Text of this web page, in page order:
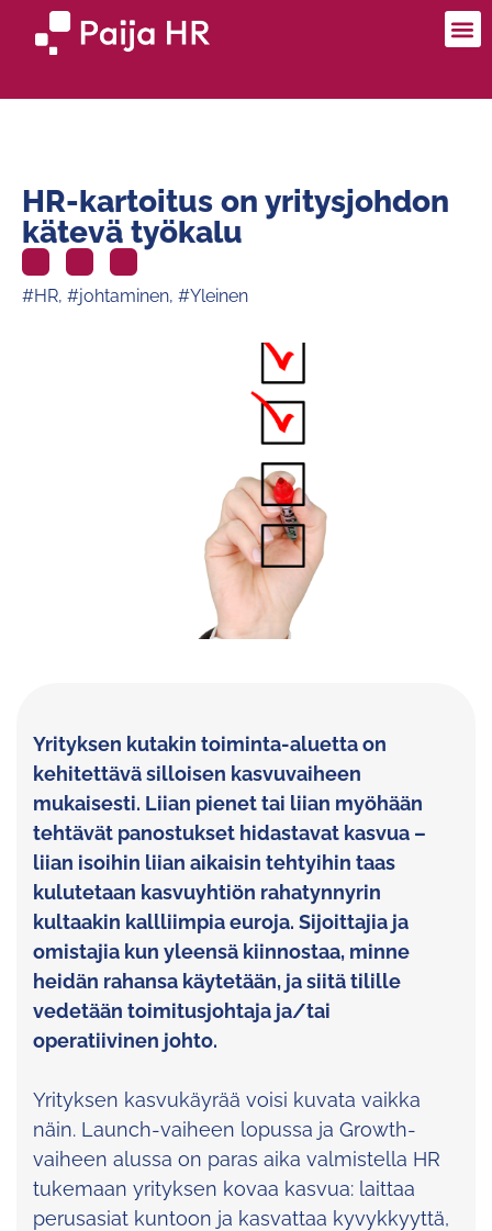
HR-kartoitus on yritysjohdon
kätevä työkalu
#HR, #johtaminen, #Yleinen
Yrityksen kutakin toiminta-aluetta on
kehitettävä silloisen kasvuvaiheen
mukaisesti. Liian pienet tai liian myöhään
tehtävät panostukset hidastavat kasvua –
liian isoihin liian aikaisin tehtyihin taas
kulutetaan kasvuyhtiön rahatynnyrin
kultaakin kallliimpia euroja. Sijoittajia ja
omistajia kun yleensä kiinnostaa, minne
heidän rahansa käytetään, ja siitä tilille
vedetään toimitusjohtaja ja/tai
operatiivinen johto.
Yrityksen kasvukäyrää voisi kuvata vaikka
näin. Launch-vaiheen lopussa ja Growth-
vaiheen alussa on paras aika valmistella HR
tukemaan yrityksen kovaa kasvua: laittaa
perusasiat kuntoon ja kasvattaa kyvykkyyttä,